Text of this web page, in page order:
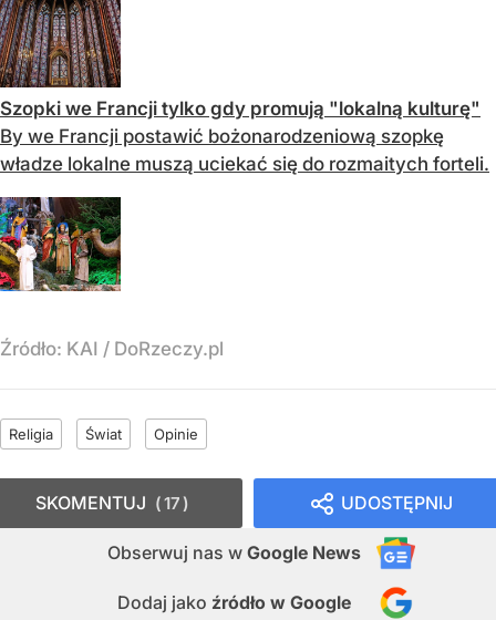
Szopki we Francji tylko gdy promują "lokalną kulturę"
By we Francji postawić bożonarodzeniową szopkę
władze lokalne muszą uciekać się do rozmaitych forteli.
Źródło: KAI / DoRzeczy.pl
Religia Świat Opinie
UDOSTĘPNIJ
Obserwuj nas w Google News
Dodaj jako źródło w Google
SKOMENTUJ 17